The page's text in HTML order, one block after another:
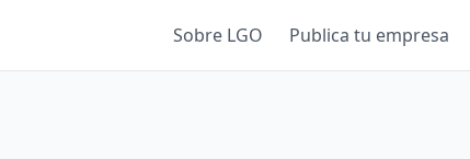
Sobre LGO Publica tu empresa